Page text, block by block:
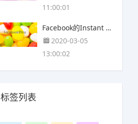
11:00:01
Facebook的Instant Article是否影响SEO?
2020-03-05
13:00:02
标签列表